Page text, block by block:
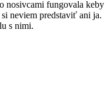
nosivcami fungovala keby
neviem predstaviť ani ja.
s nimi.